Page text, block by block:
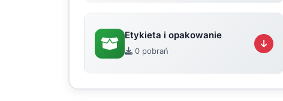
Etykieta i opakowanie
0 pobrań